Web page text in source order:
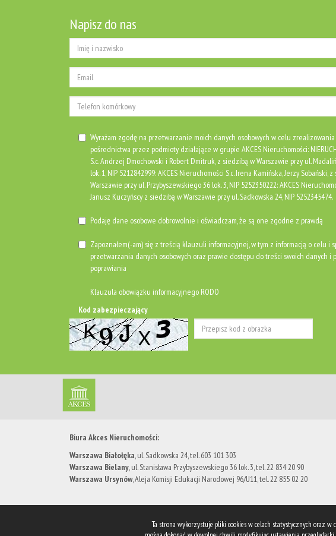
Napisz do nas
Wyrażam zgodę na przetwarzanie moich danych osobowych w celu
pośrednictwa przez podmioty działające w grupie AKCES Nieruchomości:
S.c. Andrzej Dmochowski i Robert Dmitruk, z siedzibą w Warszawie przy ul.
lok. 1, NIP 5212842999: AKCES Nieruchomości S.c. Irena Kamińska, Jerzy Sobański,
Warszawie przy ul. Przybyszewskiego 36 lok. 3, NIP 5252350222: AKCES
Janusz Kuczyńscy z siedzibą w Warszawie przy ul. Sadkowska 24, NIP 5252345474.
Podaję dane osobowe dobrowolnie i oświadczam, że są one zgodne z prawdą
Zapoznałem(-am) się z treścią klauzuli informacyjnej, w tym z informacją o celu i
przetwarzania danych osobowych oraz prawie dostępu do treści swoich danych i
poprawiania
Klauzula obowiązku informacyjnego RODO
Kod zabezpieczający
Biura Akces Nieruchomości:
Warszawa Białołęka, ul. Sadkowska 24, tel. 603 101 303
Warszawa Bielany, ​ul. Stanisława Przybyszewskiego 36 lok. 3, tel. 22 834 20 90
Warszawa Ursynów, Aleja Komisji Edukacji Narodowej 96/U11, tel. 22 855 02 20
Ta strona wykorzystuje pliki cookies w celach statystycznych oraz